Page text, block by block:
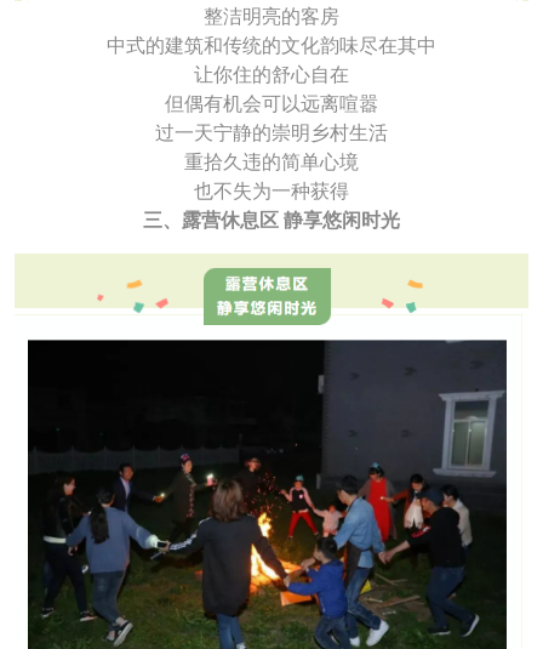
整洁明亮的客房
中式的建筑和传统的文化韵味尽在其中
让你住的舒心自在
但偶有机会可以远离喧嚣
过一天宁静的崇明乡村生活
重拾久违的简单心境
也不失为一种获得
三、露营休息区 静享悠闲时光